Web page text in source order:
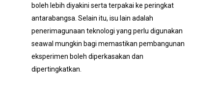
boleh lebih diyakini serta terpakai ke peringkat
antarabangsa. Selain itu, isu lain adalah
penerimagunaan teknologi yang perlu digunakan
seawal mungkin bagi memastikan pembangunan
eksperimen boleh diperkasakan dan
dipertingkatkan.